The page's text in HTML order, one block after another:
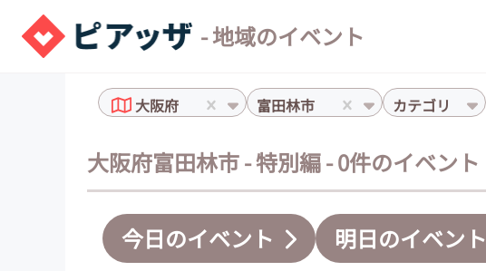
- 地域のイベント
大阪府 富田林市 カテゴリ
大阪府富田林市 - 特別編 - 0件のイベント
今日のイベント 明日のイベント